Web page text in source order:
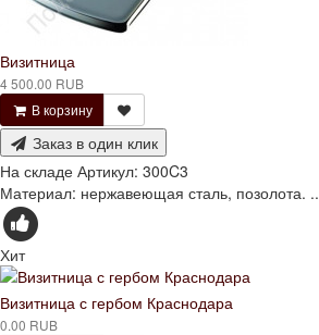
Визитница
4 500.00 RUB
В корзину
Заказ в один клик
На складе Артикул: 300C3
Материал: нержавеющая сталь, позолота. ..
Хит
Визитница с гербом Краснодара
0.00 RUB